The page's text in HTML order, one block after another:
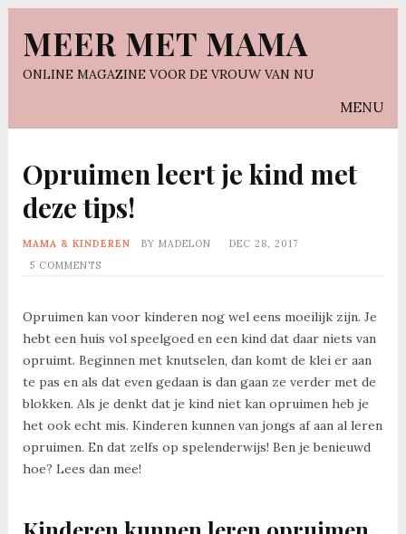
MEER MET MAMA
ONLINE MAGAZINE VOOR DE VROUW VAN NU
MENU
Opruimen leert je kind met
deze tips!
MAMA & KINDEREN BY MADELON
DEC 28, 2017
5 COMMENTS
Opruimen kan voor kinderen nog wel eens moeilijk zijn. Je
hebt een huis vol speelgoed en een kind dat daar niets van
opruimt. Beginnen met knutselen, dan komt de klei er aan
te pas en als dat even gedaan is dan gaan ze verder met de
blokken. Als je denkt dat je kind niet kan opruimen heb je
het ook echt mis. Kinderen kunnen van jongs af aan al leren
opruimen. En dat zelfs op spelenderwijs! Ben je benieuwd
hoe? Lees dan mee!